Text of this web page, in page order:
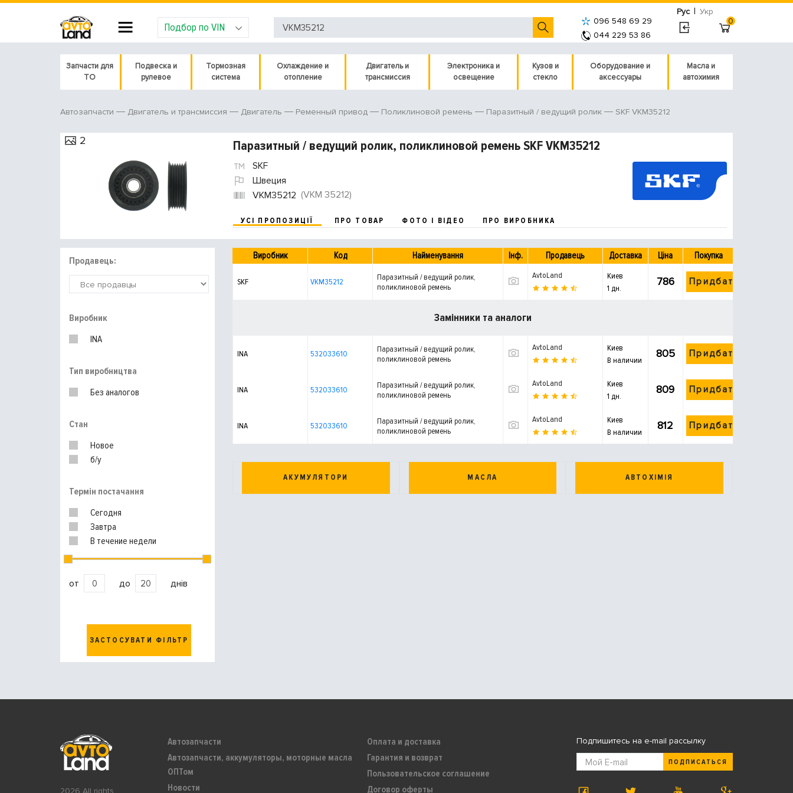
Рус | Укр
Подбор по VIN
096 548 69 29
044 229 53 86
0
Запчасти для
ТО
Подвеска и
рулевое
Тормозная
система
Охлаждение и
отопление
Двигатель и
трансмиссия
Электроника и
освещение
Кузов и
стекло
Оборудование и
аксессуары
Масла и
автохимия
Автозапчасти Двигатель и трансмиссия Двигатель Ременный привод Поликлиновой ремень Паразитный / ведущий ролик SKF VKM35212
2 Паразитный / ведущий ролик, поликлиновой ремень SKF VKM35212
SKF
Швеция
VKM35212 (VKM 35212)
УСІ ПРОПОЗИЦІЇ ПРО ТОВАР ФОТО І ВІДЕО ПРО ВИРОБНИКА
Продавець:
Виробник
INA
Тип виробництва
Без аналогов
Стан
Новое
б/у
Термін постачання
Сегодня
Завтра
В течение недели
от до днів
ЗАСТОСУВАТИ ФІЛЬТР
Виробник Код Найменування Інф. Продавець Доставка Ціна Покупка
SKF VKM35212
Паразитный / ведущий ролик,
поликлиновой ремень
AvtoLand
Киев
1 дн.
786 Придбати
Замінники та аналоги
INA 532033610
Паразитный / ведущий ролик,
поликлиновой ремень
AvtoLand
Киев
В наличии
805 Придбати
INA 532033610
Паразитный / ведущий ролик,
поликлиновой ремень
AvtoLand
Киев
1 дн.
809 Придбати
INA 532033610
Паразитный / ведущий ролик,
поликлиновой ремень
AvtoLand
Киев
В наличии
812 Придбати
АКУМУЛЯТОРИ МАСЛА АВТОХІМІЯ
2026 All rights
Автозапчасти
Автозапчасти, аккумуляторы, моторные масла
ОПТом
Новости
Оплата и доставка
Гарантия и возврат
Пользовательское соглашение
Договор оферты
Подпишитесь на e-mail рассылку
ПОДПИСАТЬСЯ